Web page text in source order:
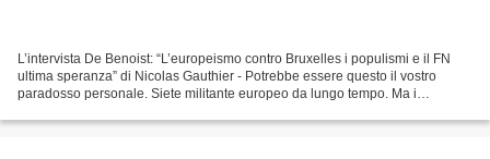
L’intervista De Benoist: “L’europeismo contro Bruxelles i populismi e il FN
ultima speranza” di Nicolas Gauthier - Potrebbe essere questo il vostro
paradosso personale. Siete militante europeo da lungo tempo. Ma i